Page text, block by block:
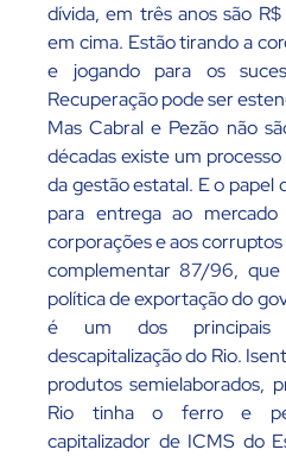
dívida, em três anos são
em cima. Estão tirando a
e jogando para os
Recuperação pode ser
Mas Cabral e Pezão não
décadas existe um
da gestão estatal. E o papel
para entrega ao
corporações e aos
complementar 87/96,
política de exportação do
é um dos principais
descapitalização do Rio.
produtos semielaborados,
Rio tinha o ferro e
capitalizador de ICMS do